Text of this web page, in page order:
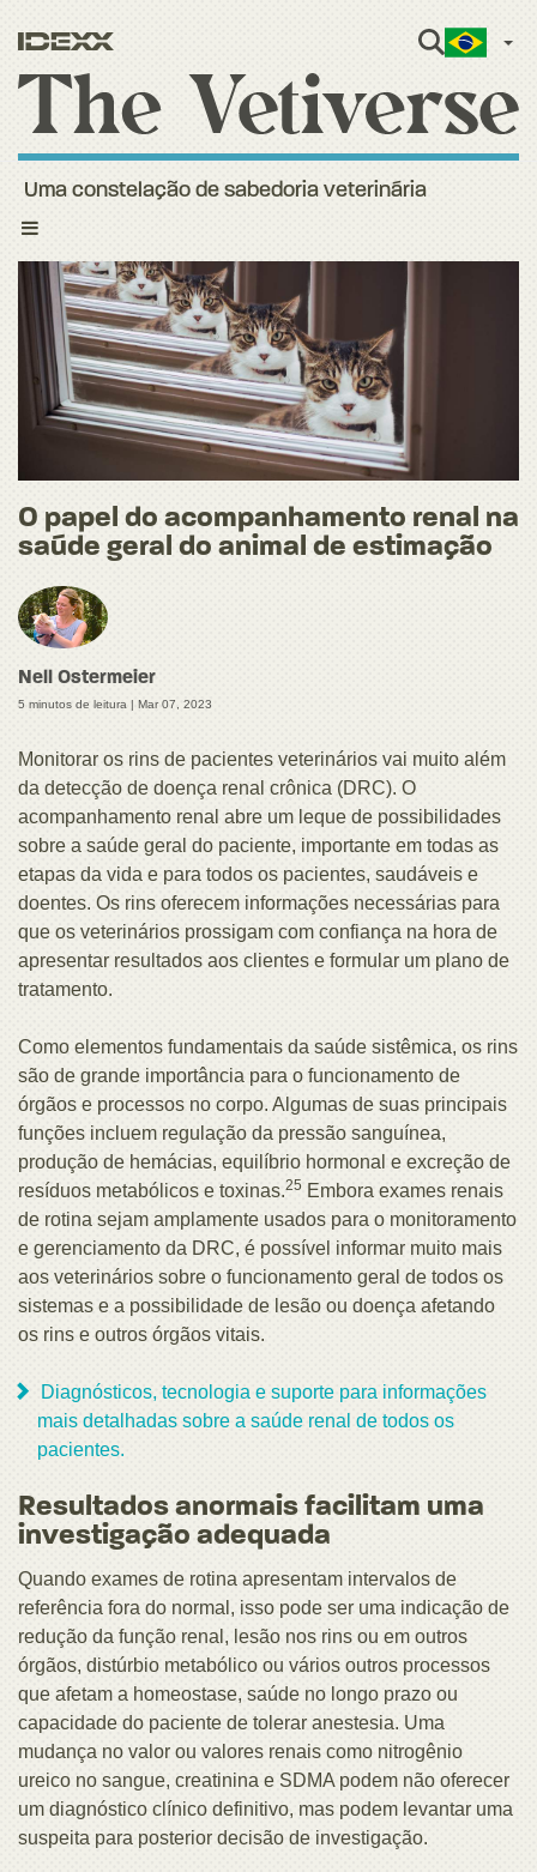
Toggle
Uma constelação de sabedoria veterinária
O papel do acompanhamento renal na
saúde geral do animal de estimação
Nell Ostermeier
5 minutos de leitura | Mar 07, 2023
Monitorar os rins de pacientes veterinários vai muito além
da detecção de doença renal crônica (DRC). O
acompanhamento renal abre um leque de possibilidades
sobre a saúde geral do paciente, importante em todas as
etapas da vida e para todos os pacientes, saudáveis e
doentes. Os rins oferecem informações necessárias para
que os veterinários prossigam com confiança na hora de
apresentar resultados aos clientes e formular um plano de
tratamento.
Como elementos fundamentais da saúde sistêmica, os rins
são de grande importância para o funcionamento de
órgãos e processos no corpo. Algumas de suas principais
funções incluem regulação da pressão sanguínea,
produção de hemácias, equilíbrio hormonal e excreção de
resíduos metabólicos e toxinas.25 Embora exames renais
de rotina sejam amplamente usados para o monitoramento
e gerenciamento da DRC, é possível informar muito mais
aos veterinários sobre o funcionamento geral de todos os
sistemas e a possibilidade de lesão ou doença afetando
os rins e outros órgãos vitais.
Diagnósticos, tecnologia e suporte para informações
mais detalhadas sobre a saúde renal de todos os
pacientes.
Resultados anormais facilitam uma
investigação adequada
Quando exames de rotina apresentam intervalos de
referência fora do normal, isso pode ser uma indicação de
redução da função renal, lesão nos rins ou em outros
órgãos, distúrbio metabólico ou vários outros processos
que afetam a homeostase, saúde no longo prazo ou
capacidade do paciente de tolerar anestesia. Uma
mudança no valor ou valores renais como nitrogênio
ureico no sangue, creatinina e SDMA podem não oferecer
um diagnóstico clínico definitivo, mas podem levantar uma
suspeita para posterior decisão de investigação.